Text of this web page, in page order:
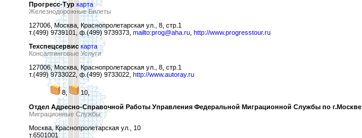
Прогресс-Тур карта
Железнодорожные Билеты
127006, Москва, Краснопролетарская ул., 8, стр.1
т.(499) 9739101, ф.(499) 9739373, mailto:prog@aha.ru http://www.progresstour.ru
Техспецсервис карта
Консалтинговые Услуги
127006, Москва, Краснопролетарская ул., 8, стр.1
т.(499) 9733022, ф.(499) 9733022, http://www.autoray.ru
8,
10,
Отдел Адресно-Справочной Работы Управления Федеральной Миграционной Службы по г.Москве
Миграционные Службы
Москва, Краснопролетарская ул., 10
т.6501001